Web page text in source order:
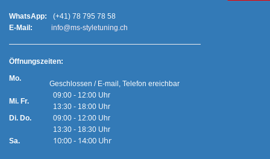
WhatsApp:
(+41) 78 795 78 58
E-Mail:
info@ms-styletuning.ch
Öffnungszeiten:
Mo.
Mi. Fr.
Geschlossen / E-mail, Telefon ereichbar
09:00 - 12:00 Uhr
13:30 - 18:00 Uhr
Di. Do.
Sa.
09:00 - 12:00 Uhr
13:30 - 18:30 Uhr
10:00 - 14:00 Uhr